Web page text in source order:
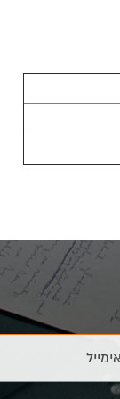
עיצוב,
תורת הבניה